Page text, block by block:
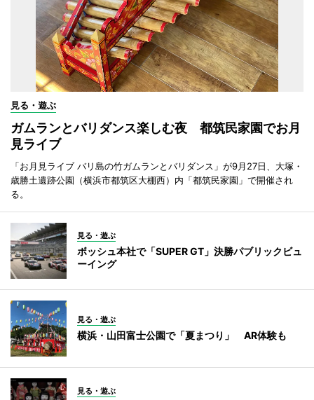
見る・遊ぶ
ガムランとバリダンス楽しむ夜 都筑民家園でお月
見ライブ
「お月見ライブ バリ島の竹ガムランとバリダンス」が9月27日、大塚・
歳勝土遺跡公園（横浜市都筑区大棚西）内「都筑民家園」で開催され
る。
見る・遊ぶ
ボッシュ本社で「SUPER GT」決勝パブリックビュ
ーイング
見る・遊ぶ
横浜・山田富士公園で「夏まつり」 AR体験も
見る・遊ぶ